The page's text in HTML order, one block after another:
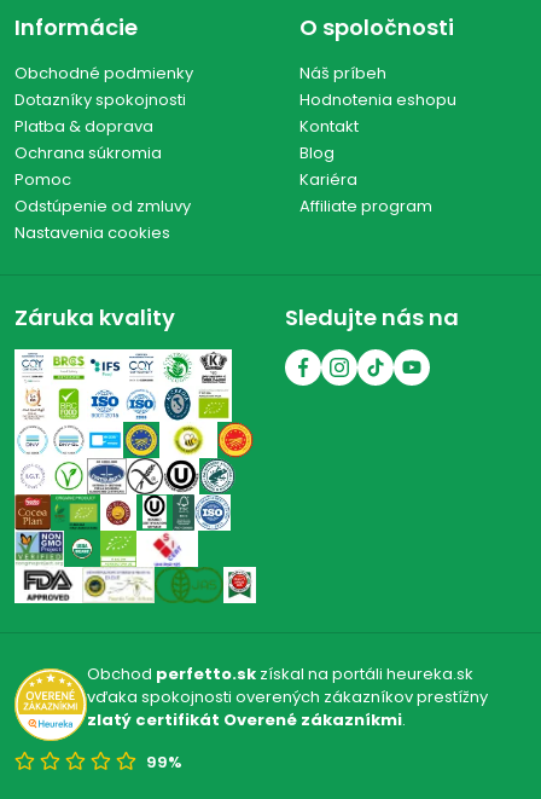
Informácie
Obchodné podmienky
Dotazníky spokojnosti
Platba & doprava
Ochrana súkromia
Pomoc
Odstúpenie od zmluvy
Nastavenia cookies
O spoločnosti
Náš príbeh
Hodnotenia eshopu
Kontakt
Blog
Kariéra
Affiliate program
Záruka kvality Sledujte nás na
Obchod perfetto.skzískal na portáli heureka.sk
vďaka spokojnosti overených zákazníkov prestížny
zlatý certifikát Overené zákazníkmi.
99%